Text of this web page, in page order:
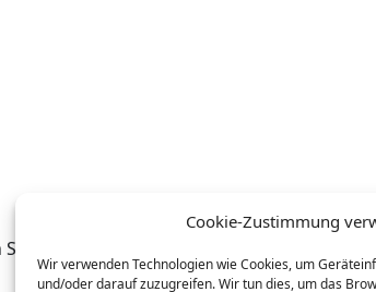
Cookie-Zustimmung
Wir verwenden Technologien wie Cookies, um
und/oder darauf zuzugreifen. Wir tun dies, um das